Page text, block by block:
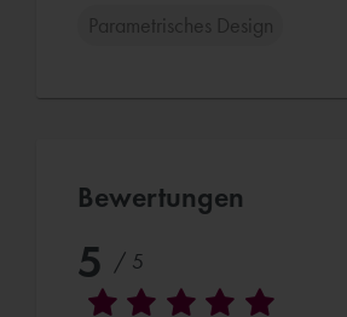
Parametrisches Design
Bewertungen
5 / 5